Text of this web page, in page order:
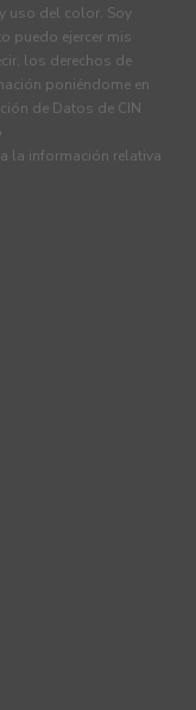
uso del color. Soy
puedo ejercer mis
los derechos de
poniéndome en
de Datos de CIN
la información relativa